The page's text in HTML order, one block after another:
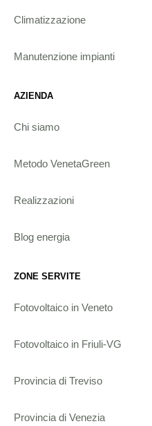
Climatizzazione
Manutenzione impianti
AZIENDA
Chi siamo
Metodo VenetaGreen
Realizzazioni
Blog energia
ZONE SERVITE
Fotovoltaico in Veneto
Fotovoltaico in Friuli-VG
Provincia di Treviso
Provincia di Venezia